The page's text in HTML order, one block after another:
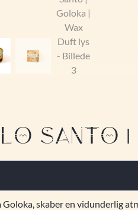
SANTO
skaber en vidunderlig